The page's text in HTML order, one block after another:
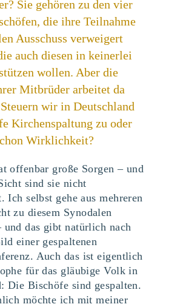
Sie gehören zu den vier
die ihre Teilnahme
Ausschuss verweigert
auch diesen in keinerlei
wollen. Aber die
Mitbrüder arbeitet da
wir in Deutschland
Kirchenspaltung zu oder
Wirklichkeit?
offenbar große Sorgen – und
sind sie nicht
Ich selbst gehe aus mehreren
zu diesem Synodalen
und das gibt natürlich nach
einer gespaltenen
Auch das ist eigentlich
für das gläubige Volk in
Die Bischöfe sind gespalten.
möchte ich mit meiner